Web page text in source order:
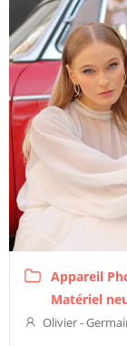
Appareil
Matériel
Olivier -